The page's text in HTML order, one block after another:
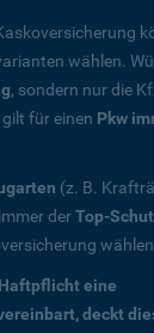
wählen.
, sondern nur die
für einen Pkw
(z. B.
derTop-
eine
deckt